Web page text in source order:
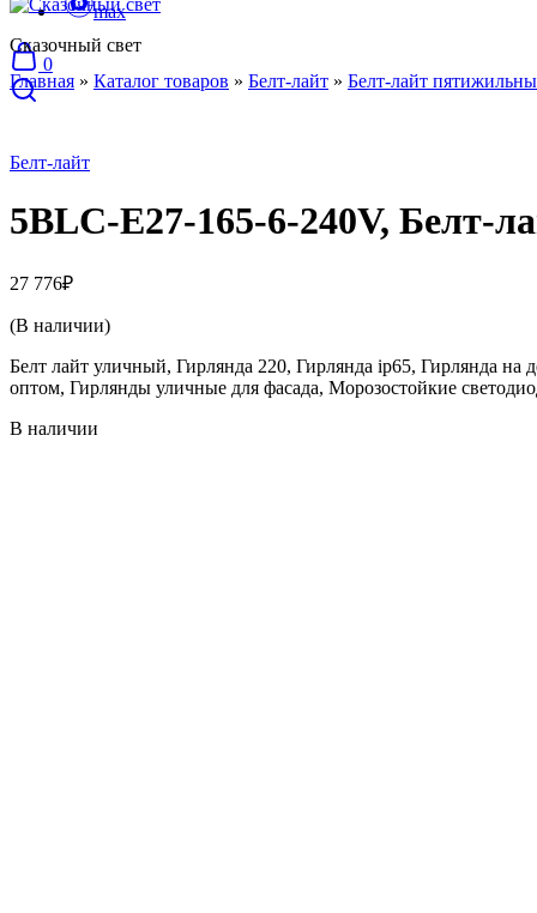
max
0
Сказочный свет
Главная » Каталог товаров » Белт-лайт » Белт-лайт
Белт-лайт
5BLС-E27-165-6-240V,
27 776₽
(В наличии)
Белт лайт уличный, Гирлянда 220, Гирлянда ip65, Гирлянда
оптом, Гирлянды уличные для фасада, Морозостойкие
В наличии